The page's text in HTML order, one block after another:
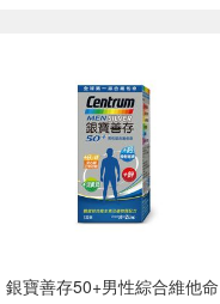
銀寶善存50+男性綜合維他命